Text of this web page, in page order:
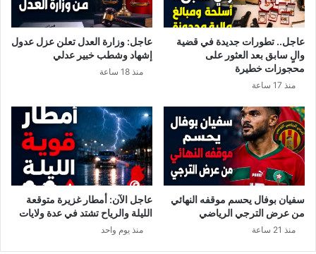
عاجل.. تطورات جديدة في قضية
والٍ سابق بعد العثور على
محجوزات خطيرة
منذ 17 ساعة
عاجل: وزارة العدل تعلن عزل عدول
إشهاد وشطب خبير عدلي
منذ 18 ساعة
سفيان بوفال يحسم موقفه النهائي
من عرض الترجي الرياضي
منذ 21 ساعة
عاجل الآن: أمطار غزيرة متوقعة
الليلة والرياح تشتد في عدة ولايات
منذ يوم واحد